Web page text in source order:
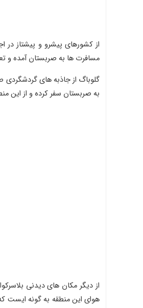
از کشورهای پیشرو و پیشتاز
مسافرت ها به صربستان آمده و
گلوباگ از جاذبه های
به صربستان سفر کرده و از این
از دیگر مکان های دیدنی